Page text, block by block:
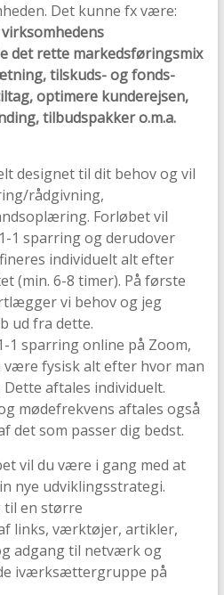
Det kunne fx være:
det rette markedsføringsmix
tilskuds- og fonds-
optimere kunderejsen,
tilbudspakker o.m.a.
designet til dit behov og vil
rådgivning,
Forløbet vil
1 sparring og derudover
individuelt alt efter
(min. 6-8 timer). På første
vi behov og jeg
ud fra dette.
1 sparring online på Zoom,
være fysisk alt efter hvor man
aftales individuelt.
mødefrekvens aftales også
det som passer dig bedst.
vil du være i gang med at
nye udviklingsstrategi.
til en større
links, værktøjer, artikler,
adgang til netværk og
iværksættergruppe på